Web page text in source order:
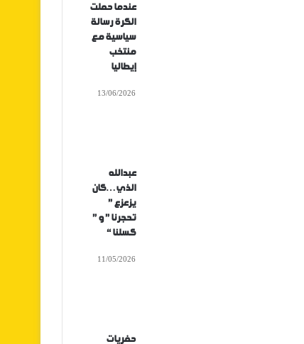
عندما حملت
الكرة رسالة
سياسية مع
منتخب
إيطاليا
13/06/2026
عبدالله
الذي…كان
يزعزع ”
تحجرنا ” و ”
كسلنا “
11/05/2026
حفريات